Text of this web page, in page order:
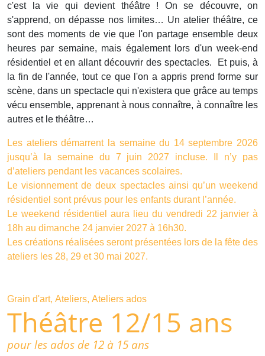
c'est la vie qui devient théâtre ! On se découvre, on
s'apprend, on dépasse nos limites… Un atelier théâtre, ce
sont des moments de vie que l'on partage ensemble deux
heures par semaine, mais également lors d'un week-end
résidentiel et en allant découvrir des spectacles. Et puis, à
la fin de l'année, tout ce que l'on a appris prend forme sur
scène, dans un spectacle qui n'existera que grâce au temps
vécu ensemble, apprenant à nous connaître, à connaître les
autres et le théâtre…
Les ateliers démarrent la semaine du 14 septembre 2026
jusqu’à la semaine du 7 juin 2027 incluse. Il n’y pas
d’ateliers pendant les vacances scolaires.
Le visionnement de deux spectacles ainsi qu’un weekend
résidentiel sont prévus pour les enfants durant l’année.
Le weekend résidentiel aura lieu du vendredi 22 janvier à
18h au dimanche 24 janvier 2027 à 16h30.
Les créations réalisées seront présentées lors de la fête des
ateliers les 28, 29 et 30 mai 2027.
Grain d'art Ateliers Ateliers ados
Théâtre 12/15 ans
pour les ados de 12 à 15 ans